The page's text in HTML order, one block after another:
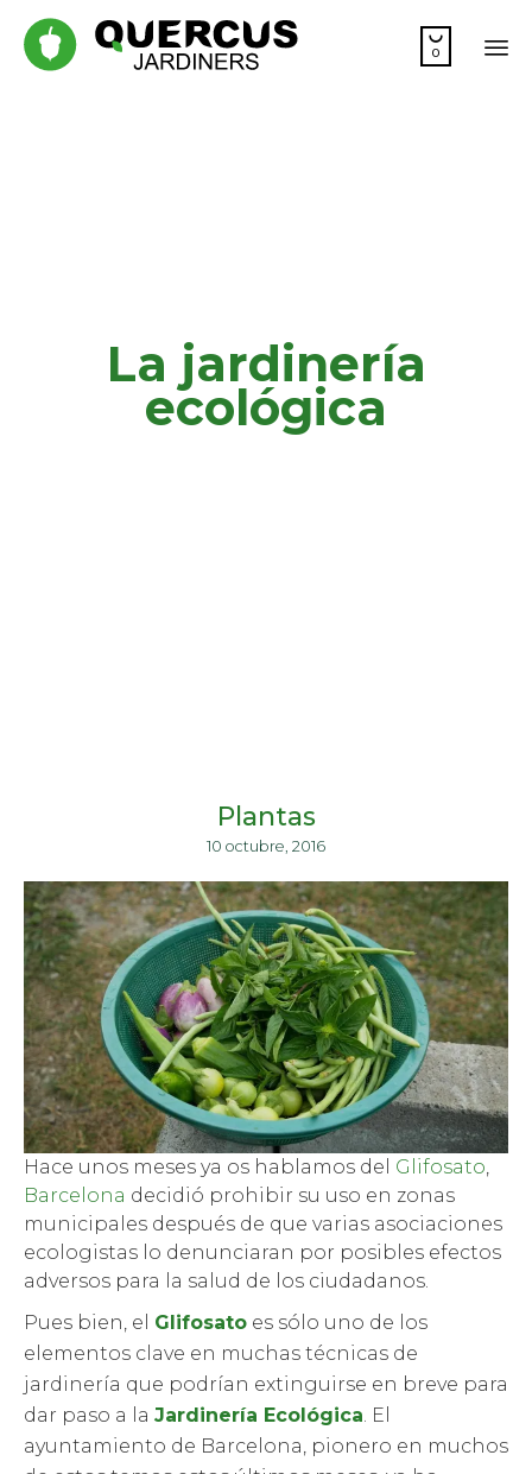

0
La jardinería
ecológica
Plantas
10 octubre, 2016
Hace unos meses ya os hablamos del Glifosato,
Barcelona decidió prohibir su uso en zonas
municipales después de que varias asociaciones
ecologistas lo denunciaran por posibles efectos
adversos para la salud de los ciudadanos.
Pues bien, el Glifosato es sólo uno de los
elementos clave en muchas técnicas de
jardinería que podrían extinguirse en breve para
dar paso a la Jardinería Ecológica. El
ayuntamiento de Barcelona, pionero en muchos